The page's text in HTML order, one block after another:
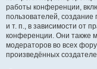
работы конференции,
пользователей, создание
и т. п., в зависимости от
конференции. Они также
модераторов во всех
произведённых